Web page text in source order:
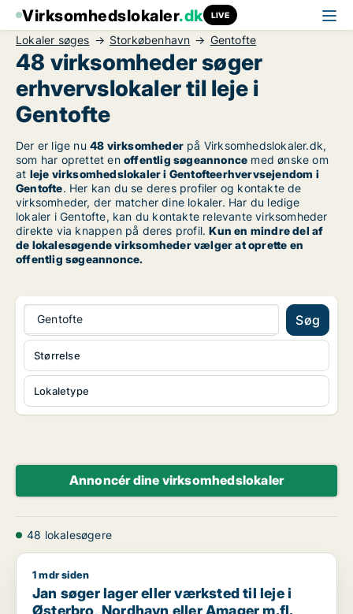
Virksomhedslokaler.dk LIVE
Lokaler søges Storkøbenhavn Gentofte
48 virksomheder søger
erhvervslokaler til leje i
Gentofte
Der er lige nu 48 virksomheder på Virksomhedslokaler.dk,
som har oprettet en offentlig søgeannonce med ønske om
at leje virksomhedslokaler i Gentofteerhvervsejendom i
Gentofte. Her kan du se deres profiler og kontakte de
virksomheder, der matcher dine lokaler. Har du ledige
lokaler i Gentofte, kan du kontakte relevante virksomheder
direkte via knappen på deres profil.Kun en mindre del af
de lokalesøgende virksomheder vælger at oprette en
offentlig søgeannonce.
Gentofte Søg
Lokaletype
Størrelse
Annoncér dine virksomhedslokaler
48 lokalesøgere
Jan søger lager eller værksted til leje i Østerbro, Nordhavn
1 mdr siden
Jan søger lager eller værksted til leje i
Østerbro, Nordhavn eller Amager m.fl.